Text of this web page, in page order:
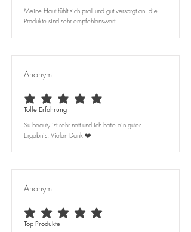
Meine Haut fühlt sich prall und gut versorgt an, die
Produkte sind sehr empfehlenswert
Anonym
average rating is 5 out of 5
Tolle Erfahrung
Su beauty ist sehr nett und ich hatte ein gutes
Ergebnis. Vielen Dank ❤️
Anonym
average rating is 5 out of 5
Top Produkte